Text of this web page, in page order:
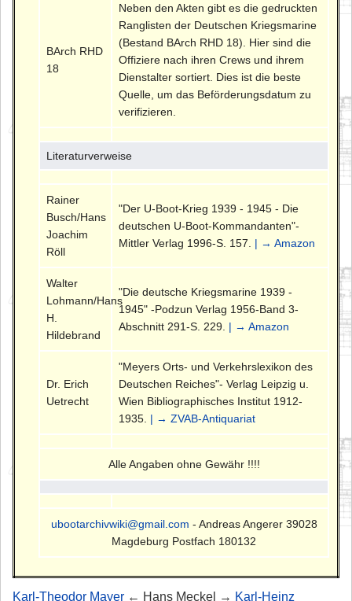
BArch RHD
18
Neben den Akten gibt es die gedruckten
Ranglisten der Deutschen Kriegsmarine
(Bestand BArch RHD 18). Hier sind die
Offiziere nach ihren Crews und ihrem
Dienstalter sortiert. Dies ist die beste
Quelle, um das Beförderungsdatum zu
verifizieren.
Literaturverweise
Rainer
Busch/Hans
Joachim
Röll
"Der U-Boot-Krieg 1939 - 1945 - Die
deutschen U-Boot-Kommandanten"-
Mittler Verlag 1996-S. 157. | → Amazon
Walter
Lohmann/Hans
H.
Hildebrand
"Die deutsche Kriegsmarine 1939 -
1945" -Podzun Verlag 1956-Band 3-
Abschnitt 291-S. 229. | → Amazon
Dr. Erich
Uetrecht
"Meyers Orts- und Verkehrslexikon des
Deutschen Reiches"- Verlag Leipzig u.
Wien Bibliographisches Institut 1912-
1935. | → ZVAB-Antiquariat
Alle Angaben ohne Gewähr !!!!
ubootarchivwiki@gmail.com - Andreas Angerer 39028
Magdeburg Postfach 180132
Karl-Theodor Mayer ← Hans Meckel → Karl-Heinz